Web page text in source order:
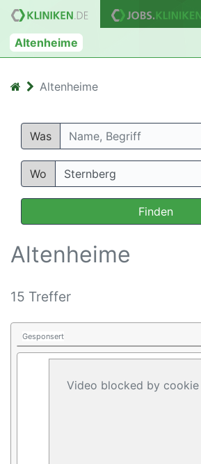
Altenheime
Altenheime
Was
Wo
Finden
Altenheime
15 Treffer
Gesponsert
Video blocked by